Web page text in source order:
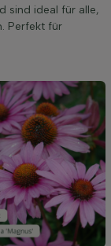
sind ideal für alle,
Perfekt für